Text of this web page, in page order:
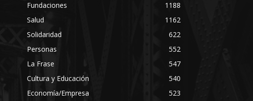
Fundaciones
1188
Salud
1162
Solidaridad
622
Personas
552
La Frase
547
Cultura y Educación
540
Economía/Empresa
523